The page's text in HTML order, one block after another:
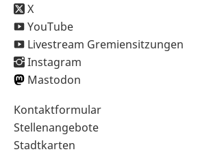
X
YouTube
Livestream Gremiensitzungen
Instagram
Mastodon
Sekundärnavigation
im
Fußbereich
Kontaktformular
Stellenangebote
Stadtkarten